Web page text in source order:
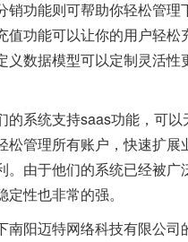
销功能则可帮助你轻松管理
值功能可以让你的用户轻松
义数据模型可以定制灵活性
系统支持saas功能，可以
松管理所有账户，快速扩展
。由于他们的系统已经被广
性也非常的强。
南阳迈特网络科技有限公司